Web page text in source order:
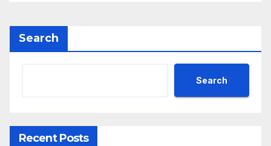
Search
Search
Recent Posts